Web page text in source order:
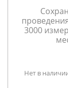
3000
Нет в